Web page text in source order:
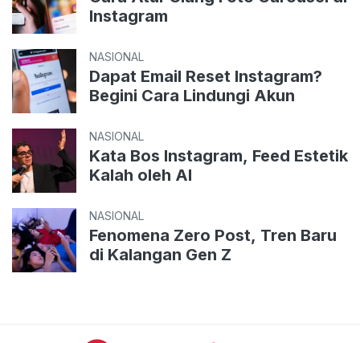
Instagram
NASIONAL
Dapat Email Reset Instagram?
Begini Cara Lindungi Akun
NASIONAL
Kata Bos Instagram, Feed Estetik
Kalah oleh AI
NASIONAL
Fenomena Zero Post, Tren Baru
di Kalangan Gen Z